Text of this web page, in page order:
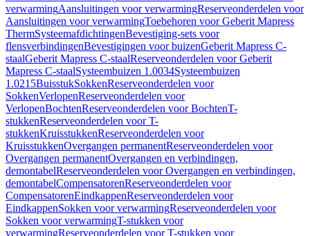
verwarmingAansluitingen voor verwarmingReserveonderdelen voor
Aansluitingen voor verwarmingToebehoren voor Geberit Mapress
ThermSysteemafdichtingenBevestiging-sets voor
flensverbindingenBevestigingen voor buizenGeberit Mapress C-
staalGeberit Mapress C-staalReserveonderdelen voor Geberit
Mapress C-staalSysteembuizen 1.0034Systeembuizen
1.0215BuisstukSokkenReserveonderdelen voor
SokkenVerlopenReserveonderdelen voor
VerlopenBochtenReserveonderdelen voor BochtenT-
stukkenReserveonderdelen voor T-
stukkenKruisstukkenReserveonderdelen voor
KruisstukkenOvergangen permanentReserveonderdelen voor
Overgangen permanentOvergangen en verbindingen,
demontabelReserveonderdelen voor Overgangen en verbindingen,
demontabelCompensatorenReserveonderdelen voor
CompensatorenEindkappenReserveonderdelen voor
EindkappenSokken voor verwarmingReserveonderdelen voor
Sokken voor verwarmingT-stukken voor
verwarmingReserveonderdelen voor T-stukken voor